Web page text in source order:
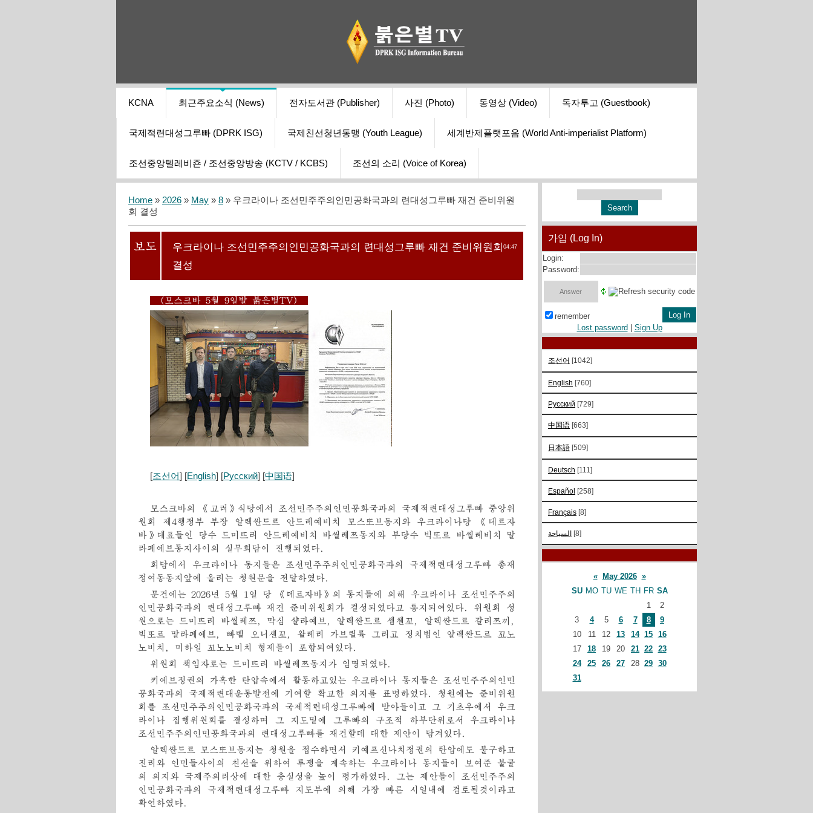
KCNA 최근주요소식 (News) 전자도서관 (Publisher) 사진 (Photo) 동영상 (Video) 독자투고 (Guestbook)
국제적련대성그루빠 (DPRK ISG) 국제친선청년동맹 (Youth League) 세계반제플랫포옴 (World Anti-imperialist Platform)
조선중앙텔레비죤 / 조선중앙방송 (KCTV / KCBS) 조선의 소리 (Voice of Korea)
Home » 2026 » May » 8 » 우크라이나 조선민주주의인민공화국과의 련대성그루빠 재건 준비위원
회 결성
04:47
우크라이나 조선민주주의인민공화국과의 련대성그루빠 재건 준비위원회
결성
(모스크바 5월 9일발 붉은별TV)
[조선어] [English] [Русский] [中国语]
모스크바의 《고려》식당에서 조선민주주의인민공화국과의 국제적련대성그루빠 중앙위
원회 제4행정부 부장 알렉싼드르 안드레예비치 모스또브동지와 우크라이나당 《데르자
바》대표들인 당수 드미뜨리 안드레예비치 바씰레쯔동지와 부당수 빅또르 바씰례비치 말
라페예브동지사이의 실무회담이 진행되였다.
회담에서 우크라이나 동지들은 조선민주주의인민공화국과의 국제적련대성그루빠 총재
정여동동지앞에 올리는 청원문을 전달하였다.
문건에는 2026년 5월 1일 당 《데르자바》의 동지들에 의해 우크라이나 조선민주주의
인민공화국과의 련대성그루빠 재건 준비위원회가 결성되였다고 통지되여있다. 위원회 성
원으로는 드미뜨리 바씰레쯔, 막심 샬라예브, 알렉싼드르 셈첸꼬, 알렉싼드르 갈리쯔끼,
빅또르 말라페예브, 빠벨 오니셴꼬, 왈레리 가브릴륙 그리고 정치범인 알렉싼드르 꼬노
노비치, 미하일 꼬노노비치 형제들이 포함되여있다.
위원회 책임자로는 드미뜨리 바씰레쯔동지가 임명되였다.
키예브정권의 가혹한 탄압속에서 활동하고있는 우크라이나 동지들은 조선민주주의인민
공화국과의 국제적련대운동발전에 기여할 확고한 의지를 표명하였다. 청원에는 준비위원
회를 조선민주주의인민공화국과의 국제적련대성그루빠에 받아들이고 그 기초우에서 우크
라이나 집행위원회를 결성하며 그 지도밑에 그루빠의 구조적 하부단위로서 우크라이나
조선민주주의인민공화국과의 련대성그루빠를 재건할데 대한 제안이 담겨있다.
알렉싼드르 모스또브동지는 청원을 접수하면서 키예프신나치정권의 탄압에도 불구하고
진리와 인민들사이의 친선을 위하여 투쟁을 계속하는 우크라이나 동지들이 보여준 불굴
의 의지와 국제주의리상에 대한 충실성을 높이 평가하였다. 그는 제안들이 조선민주주의
인민공화국과의 국제적련대성그루빠 지도부에 의해 가장 빠른 시일내에 검토될것이라고
확언하였다.
가입 (Log In)
Login:
Password:
remember
Lost password
Sign Up
조선어 [1042]
English [760]
Русский [729]
中国语 [663]
日本語 [509]
Deutsch [111]
Español [258]
Français [8]
السياحة [8]
« May 2026 »
SU MO TU WE TH FR SA
1
2
3
4 5 6 7 8
9
10
11 12 13 14 15 16
17
18 19 20 21 22 23
24
25 26 27 28 29 30
31